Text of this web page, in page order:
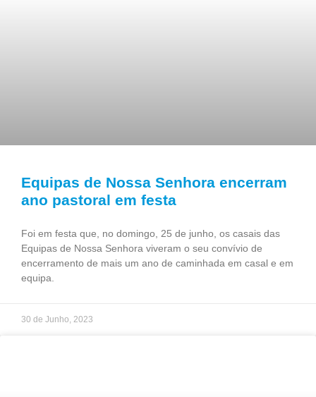
Equipas de Nossa Senhora encerram
ano pastoral em festa
Foi em festa que, no domingo, 25 de junho, os casais das
Equipas de Nossa Senhora viveram o seu convívio de
encerramento de mais um ano de caminhada em casal e em
equipa.
30 de Junho, 2023